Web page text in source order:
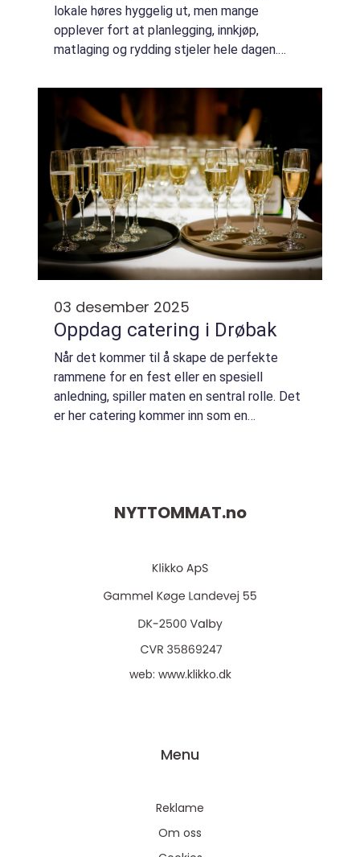
lokale høres hyggelig ut, men mange
opplever fort at planlegging, innkjøp,
matlaging og rydding stjeler hele dagen.
enn å levere mat. Det handler om å skape en
rolig r...
03 desember 2025
Oppdag catering i Drøbak
Når det kommer til å skape de perfekte
rammene for en fest eller en spesiell
anledning, spiller maten en sentral rolle. Det
er her catering kommer inn som en
NYTTOMMAT.no
web: www.klikko.dk
Menu
Reklame
Om oss